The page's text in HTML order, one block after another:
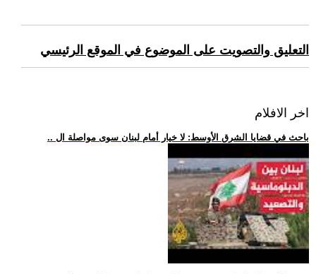
التعليق والتصويت على الموضوع في الموقع الرئيسي
اخر الافلام
.. باحث في قضايا الشرق الأوسط: لا خيار أمام لبنان سوى مواصلة ال